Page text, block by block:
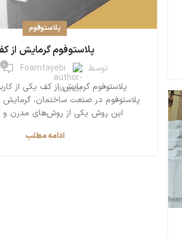
پلاستوفوم
پلاستوفوم گرمایش از
توسط Foamtayebi
0
پلاستوفوم گرمایش از کف یکی از
پلاستوفوم در صنعت ساختمان،
این روش یکی از روش‌های مدرن و
ادامه مطلب